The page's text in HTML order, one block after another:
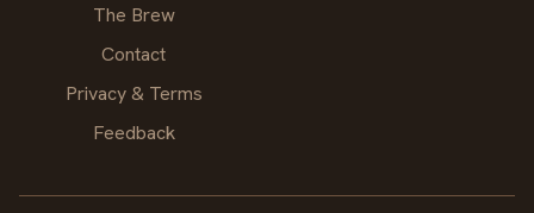
The Brew
Contact
Privacy & Terms
Feedback